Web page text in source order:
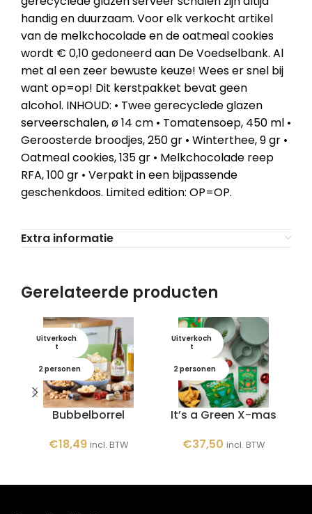
handig en duurzaam. Voor elk verkocht artikel
van de melkchocolade en de oatmeal cookies
wordt € 0,10 gedoneerd aan De Voedselbank. Al
met al een zeer bewuste keuze! Wees er snel bij
want op=op! Dit kerstpakket bevat geen
alcohol. INHOUD: • Twee gerecyclede glazen
serveerschalen, ø 14 cm • Tomatensoep, 450 ml •
Geroosterde broodjes, 250 gr • Winterthee, 9 gr •
Oatmeal cookies, 135 gr • Melkchocolade reep
RFA, 100 gr • Verpakt in een bijpassende
geschenkdoos. Limited edition: OP=OP.
Extra informatie
Gerelateerde producten
Uitverkoch
t
2 personen
Bubbelborrel
€18,49 incl. BTW
Uitverkoch
t
2 personen
It’s a Green X-mas
€37,50 incl. BTW